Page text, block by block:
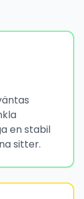
en stabil
sitter.